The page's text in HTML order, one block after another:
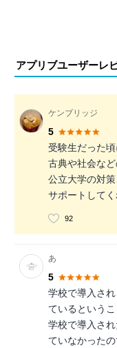
アプリブユーザーレ
ケンブリッジ
5
受験生だった
古典や社会な
公立大学の対
サポートして
92
あ
5
学校で導入さ
ているという
学校で導入さ
ていなかった